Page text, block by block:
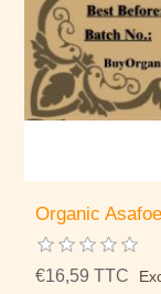
Organic
€16,59 TTC